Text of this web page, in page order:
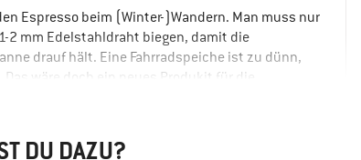
Espresso beim (Winter-)Wandern. Man muss nur
2 mm Edelstahldraht biegen, damit die
drauf hält. Eine Fahrradspeiche ist zu dünn,
Das wäre doch ein neues Produkit für die
DU DAZU?